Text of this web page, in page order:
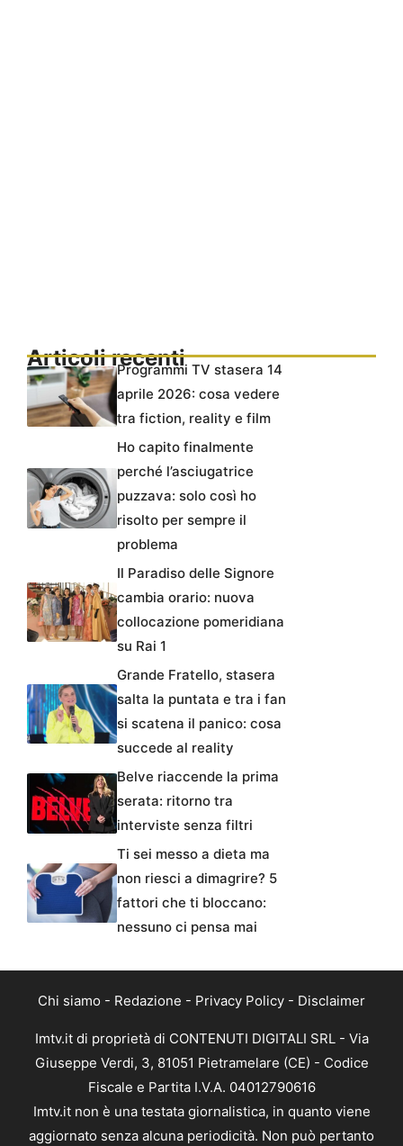
Articoli recentiProgrammi TV stasera 14
aprile 2026: cosa vedere
tra fiction, reality e film
Ho capito finalmente
perché l’asciugatrice
puzzava: solo così ho
risolto per sempre il
problema
Il Paradiso delle Signore
cambia orario: nuova
collocazione pomeridiana
su Rai 1
Grande Fratello, stasera
salta la puntata e tra i fan
si scatena il panico: cosa
succede al reality
Belve riaccende la prima
serata: ritorno tra
interviste senza filtri
Ti sei messo a dieta ma
non riesci a dimagrire? 5
fattori che ti bloccano:
nessuno ci pensa mai
Chi siamo - Redazione - Privacy Policy - Disclaimer
Imtv.it di proprietà di CONTENUTI DIGITALI SRL - Via
Giuseppe Verdi, 3, 81051 Pietramelare (CE) - Codice
Fiscale e Partita I.V.A. 04012790616
Imtv.it non è una testata giornalistica, in quanto viene
aggiornato senza alcuna periodicità. Non può pertanto